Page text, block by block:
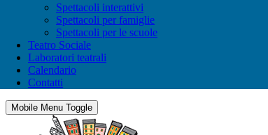
Spettacoli interattivi
Spettacoli per famiglie
Spettacoli per le scuole
Teatro Sociale
Laboratori teatrali
Calendario
Contatti
Mobile Menu Toggle